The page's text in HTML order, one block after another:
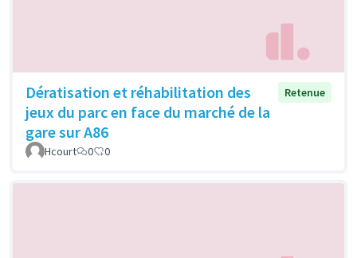
Dératisation et réhabilitation des
jeux du parc en face du marché de la
gare sur A86
Retenue
Hcourt 0 0